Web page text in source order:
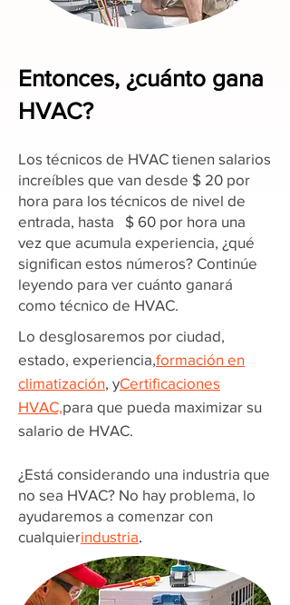
Entonces, ¿cuánto gana
HVAC?
Los técnicos de HVAC tienen salarios
increíbles que van desde $ 20 por
hora para los técnicos de nivel de
entrada, hasta $ 60 por hora una
vez que acumula experiencia, ¿qué
significan estos números? Continúe
leyendo para ver cuánto ganará
como técnico de HVAC.
Lo desglosaremos por ciudad,
estado, experiencia,formación en
climatización, yCertificaciones
HVAC,para que pueda maximizar su
salario de HVAC.
¿Está considerando una industria que
no sea HVAC? No hay problema, lo
ayudaremos a comenzar con
cualquierindustria.